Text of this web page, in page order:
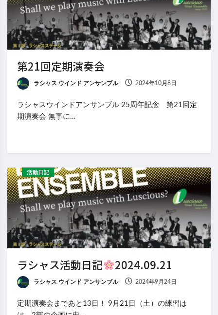
第21回定期演奏会
ラシャス ウインド アンサンブル 2024年10月8日
ラシャスウインドアンサンブル 25周年記念 第21回定
期演奏会 無事に…
活動日記
ラシャス活動日記 2024.09.21
ラシャス ウインド アンサンブル 2024年9月24日
定期演奏会まであと13日！ 9月21日（土）の練習は